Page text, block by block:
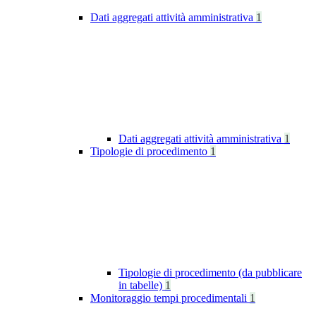
Dati aggregati attività amministrativa 1
Dati aggregati attività amministrativa 1
Tipologie di procedimento 1
Tipologie di procedimento (da pubblicare
in tabelle) 1
Monitoraggio tempi procedimentali 1